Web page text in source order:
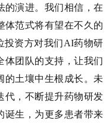
的演进。我们相信，在
体范式将有望在不久的
投资方对我们AI药物研
体团队的支持，让我们
的土壤中生根成长。未
代，不断提升药物研发
诞生，为更多患者带来